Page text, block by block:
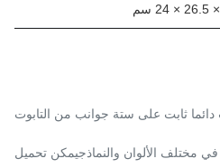
ثابت على ستة جوانب من التابوت
في مختلف الألوان والنماذجيمكن تحميل